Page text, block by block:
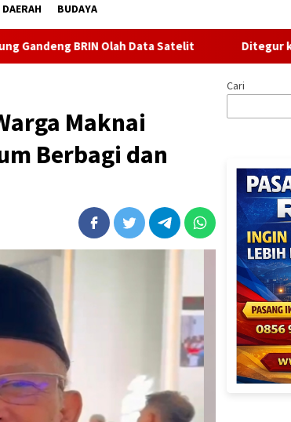
DAERAH BUDAYA
Olah Data Satelit Ditegur karena Berisik,
Maknai
Berbagi dan
Cari